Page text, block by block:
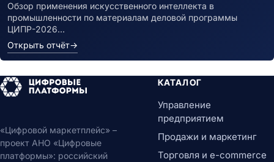
Обзор применения искусственного интеллекта в
промышленности по материалам деловой программы
ЦИПР-2026…
Открыть отчёт→
«Цифровой маркетплейс» –
проект АНО «Цифровые
платформы»: российский
КАТАЛОГ
Управление
предприятием
Продажи и маркетинг
Торговля и e-commerce